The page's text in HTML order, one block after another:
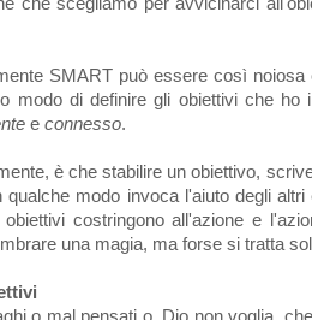
SMART può essere così
modo di definire gli obiettivi che
e connesso.
è che stabilire un obiettivo,
modo invoca l'aiuto degli
costringono all'azione e
una magia, ma forse si tratta